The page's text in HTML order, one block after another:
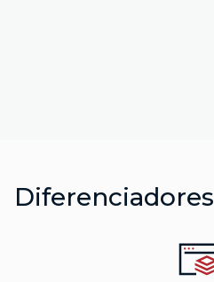
Diferenciadores